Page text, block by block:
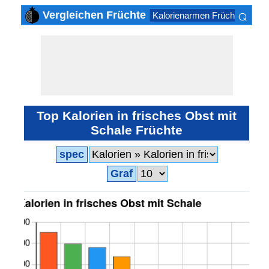
Vergleichen Früchte Kalorienarmen Früchte⌕
Top Kalorien in frisches Obst mit
Schale Früchte
spec
Graf